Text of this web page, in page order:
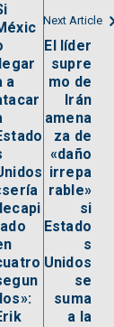
llegar
a
Next Article
El líder
supre
mo de
Irán
amena
za de
«daño
irrepa
rable»
si
Estado
s
Unidos
se
suma
a la